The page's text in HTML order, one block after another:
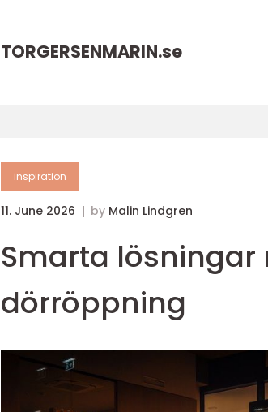
TORGERSENMARIN.se
inspiration
11. June 2026 by Malin Lindgren
Smarta
dörröppning